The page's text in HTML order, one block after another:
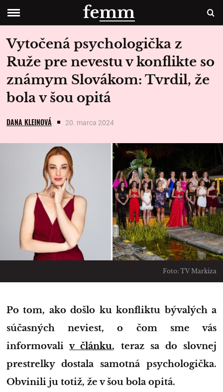
Vytočená psychologička z
Ruže pre nevestu v konflikte so
známym Slovákom: Tvrdil, že
bola v šou opitá
DANA KLEINOVÁ 20. marca 2024
Foto: TV Markíza
Po tom, ako došlo ku konfliktu bývalých a
súčasných neviest, o čom sme vás
informovaliv článku, teraz sa do slovnej
prestrelky dostala samotná psychologička.
Obvinili ju totiž, že v šou bola opitá.